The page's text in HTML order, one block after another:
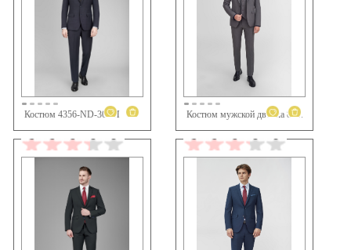
Костюм 4356-ND-302M Костюм мужской двойка 8576-VD-35S